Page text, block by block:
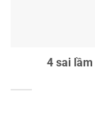
4 sai